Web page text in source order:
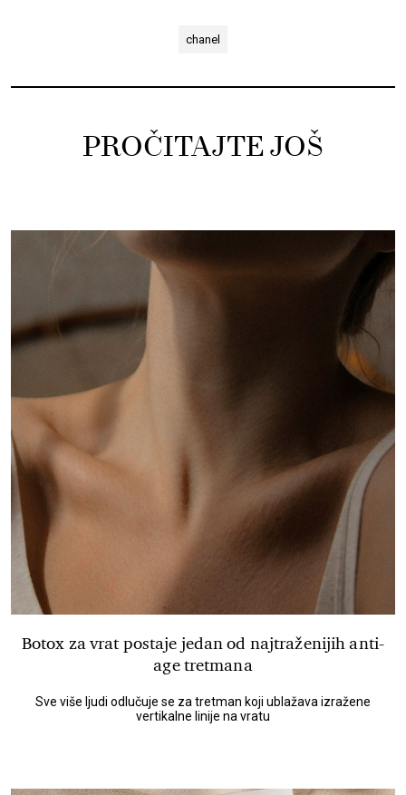
chanel
PROČITAJTE JOŠ
Botox za vrat postaje jedan od najtraženijih anti-
age tretmana
Sve više ljudi odlučuje se za tretman koji ublažava izražene
vertikalne linije na vratu